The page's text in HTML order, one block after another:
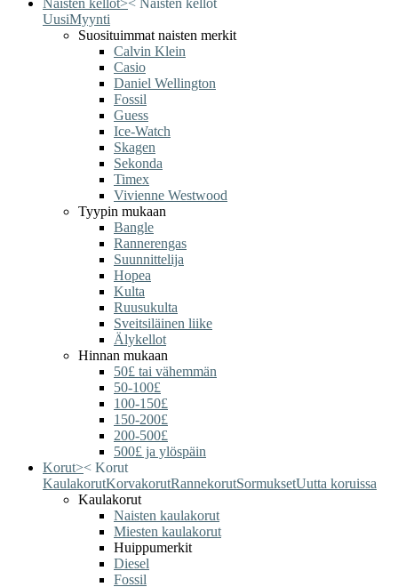
Naisten kellot>< Naisten kellot
UusiMyynti
Suosituimmat naisten merkit
Calvin Klein
Casio
Daniel Wellington
Fossil
Guess
Ice-Watch
Skagen
Sekonda
Timex
Vivienne Westwood
Tyypin mukaan
Bangle
Rannerengas
Suunnittelija
Hopea
Kulta
Ruusukulta
Sveitsiläinen liike
Älykellot
Hinnan mukaan
50£ tai vähemmän
50-100£
100-150£
150-200£
200-500£
500£ ja ylöspäin
Korut>< Korut
KaulakorutKorvakorutRannekorutSormuksetUutta koruissa
Kaulakorut
Naisten kaulakorut
Miesten kaulakorut
Huippumerkit
Diesel
Fossil